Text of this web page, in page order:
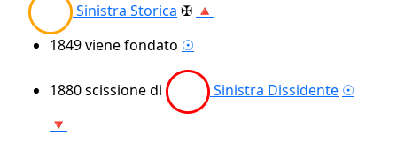
Sinistra Storica ✠ 🔺
1849viene fondato ☉
1880scissione di Sinistra Dissidente ☉
🔻